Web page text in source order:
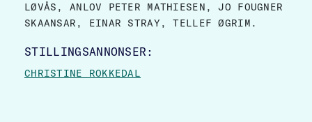
LØVÅS, ANLOV PETER MATHIESEN, JO FOUGNER
SKAANSAR, EINAR STRAY, TELLEF ØGRIM.
STILLINGSANNONSER:
CHRISTINE ROKKEDAL